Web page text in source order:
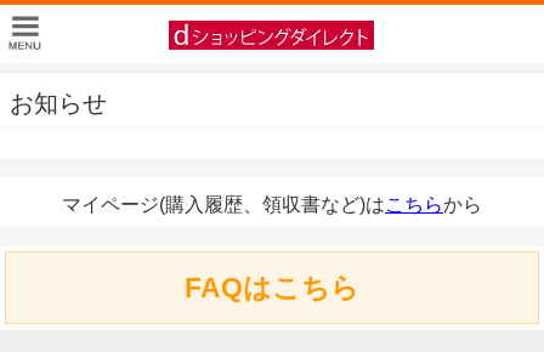
お知らせ
マイページ(購入履歴、領収書など)はこちらから
FAQはこちら